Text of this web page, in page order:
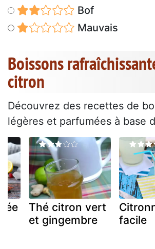
Bof
Mauvais
Boissons
citron
Découvrez des recettes de
légères et parfumées à base
Thé citron vert
et gingembre
facile